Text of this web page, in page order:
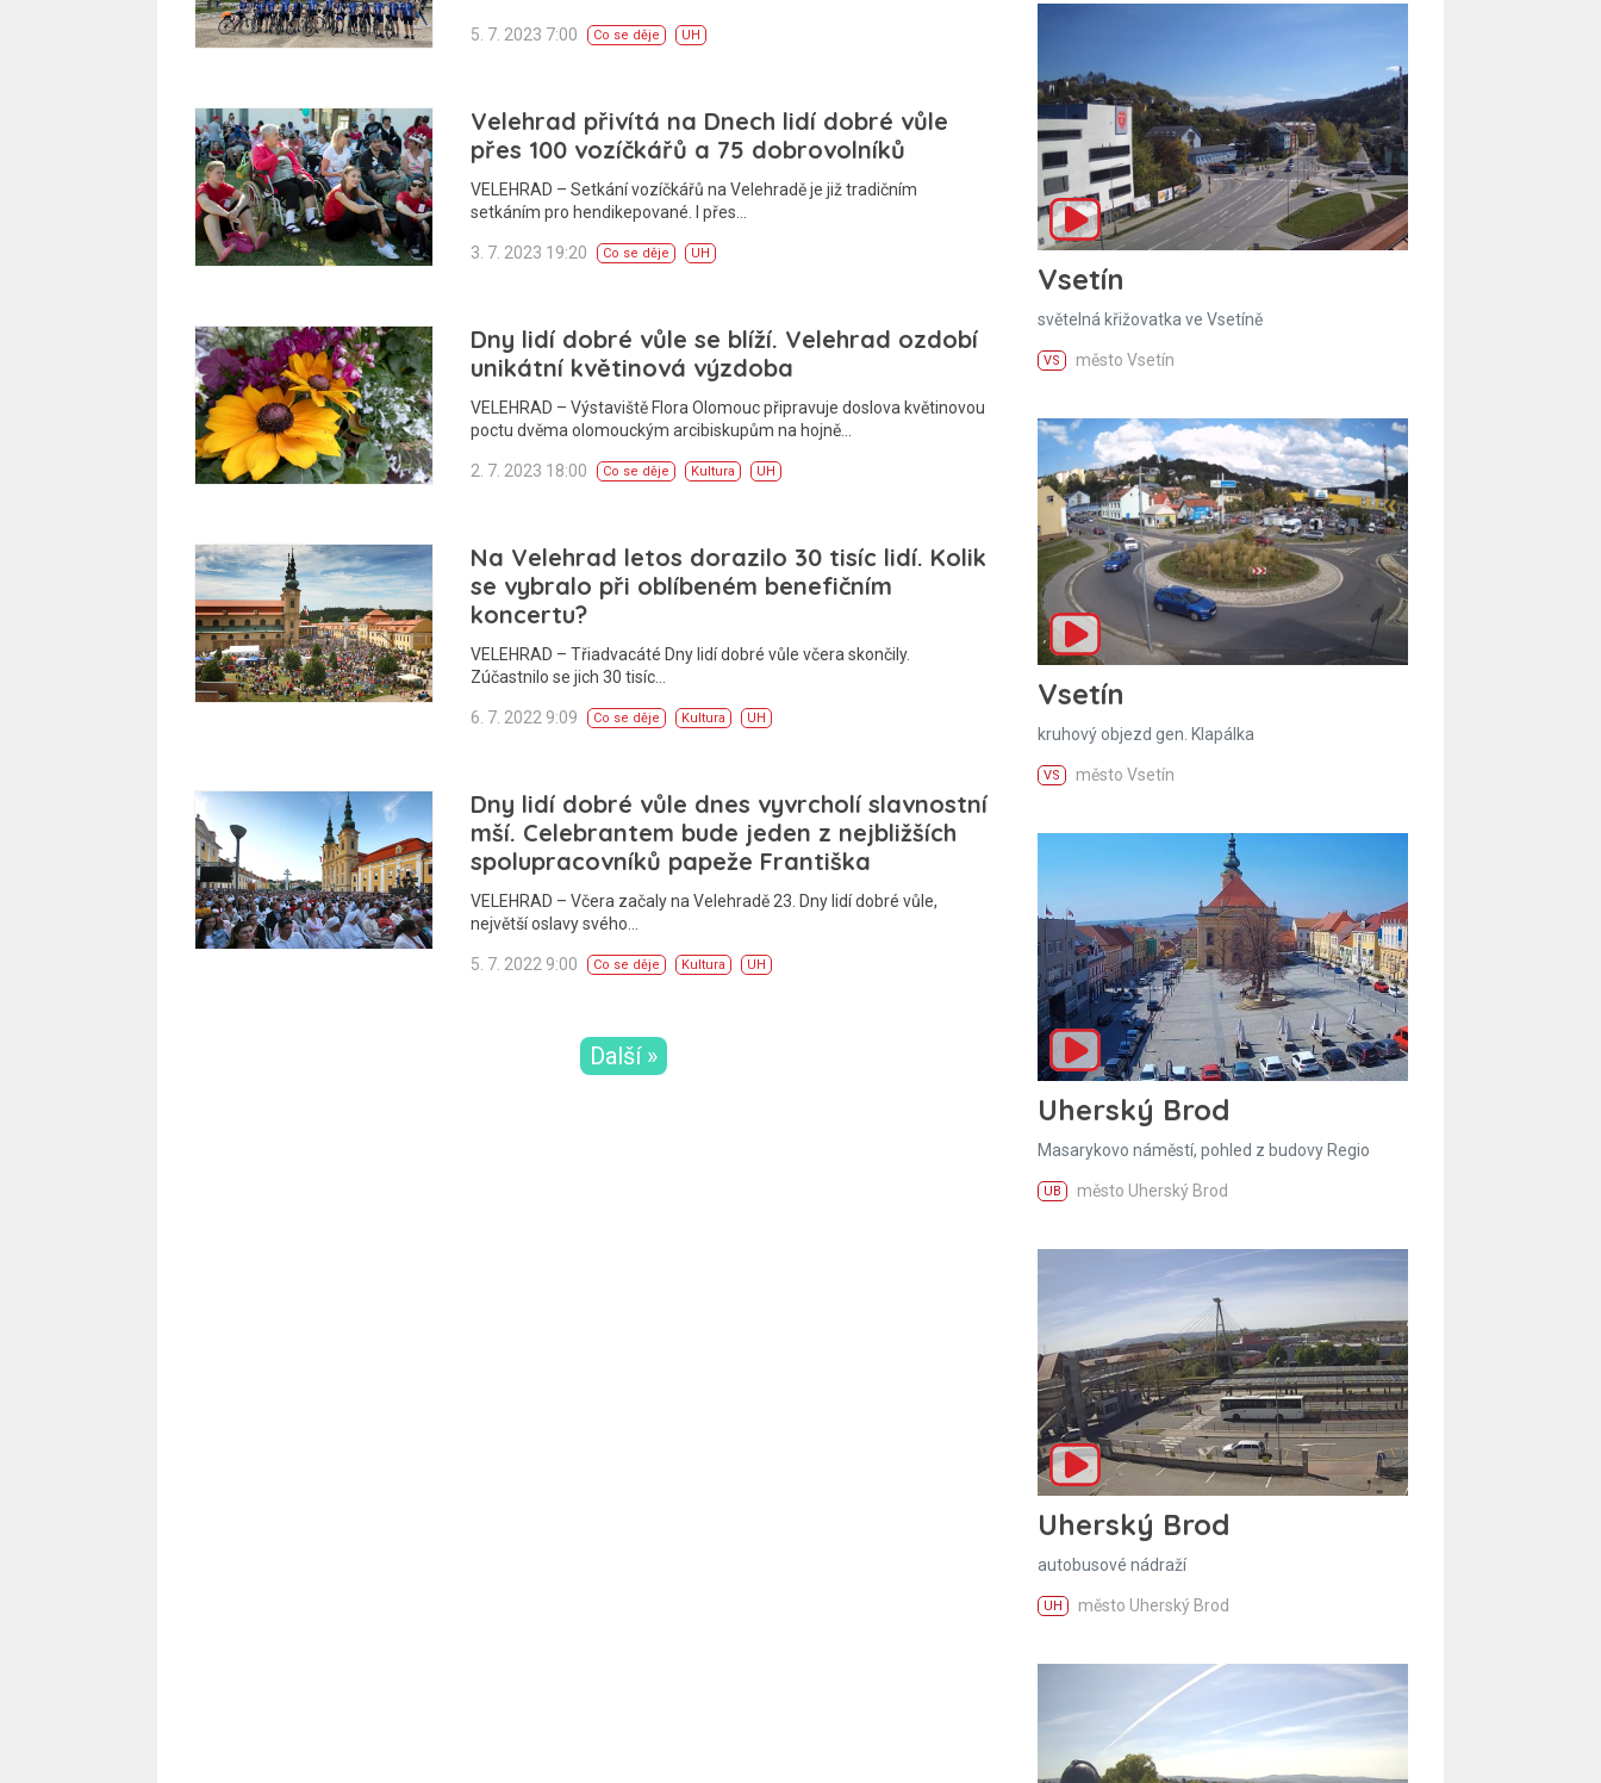
5. 7. 2023 7:00 Co se děje UH
Velehrad přivítá na Dnech lidí dobré vůle
přes 100 vozíčkářů a 75 dobrovolníků
VELEHRAD – Setkání vozíčkářů na Velehradě je již tradičním
setkáním pro hendikepované. I přes…
3. 7. 2023 19:20 Co se děje UH
Dny lidí dobré vůle se blíží. Velehrad ozdobí
unikátní květinová výzdoba
VELEHRAD – Výstaviště Flora Olomouc připravuje doslova květinovou
poctu dvěma olomouckým arcibiskupům na hojně…
2. 7. 2023 18:00 Co se děje Kultura UH
Na Velehrad letos dorazilo 30 tisíc lidí. Kolik
se vybralo při oblíbeném benefičním
koncertu?
VELEHRAD – Třiadvacáté Dny lidí dobré vůle včera skončily.
Zúčastnilo se jich 30 tisíc…
6. 7. 2022 9:09 Co se děje Kultura UH
Dny lidí dobré vůle dnes vyvrcholí slavnostní
mší. Celebrantem bude jeden z nejbližších
spolupracovníků papeže Františka
VELEHRAD – Včera začaly na Velehradě 23. Dny lidí dobré vůle,
největší oslavy svého…
5. 7. 2022 9:00 Co se děje Kultura UH
Další »
Vsetín
světelná křižovatka ve Vsetíně
VS město Vsetín
Vsetín
kruhový objezd gen. Klapálka
VS město Vsetín
Uherský Brod
Masarykovo náměstí, pohled z budovy Regio
UB město Uherský Brod
Uherský Brod
autobusové nádraží
UH město Uherský Brod